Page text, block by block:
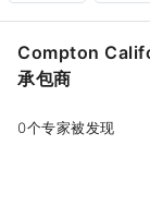
Compton
承包商
0个专家被发现